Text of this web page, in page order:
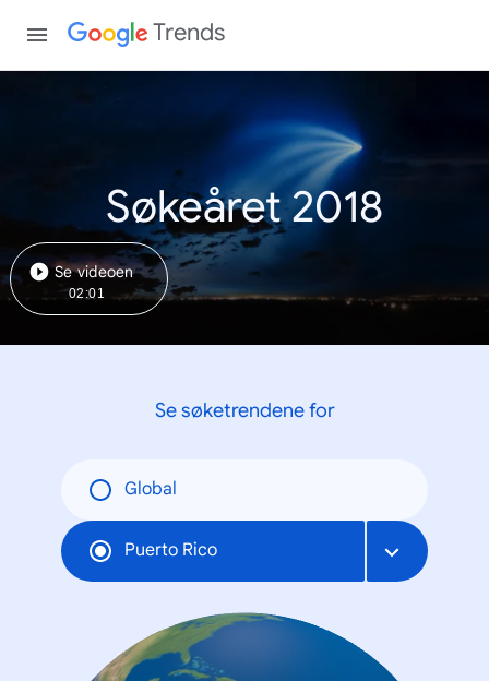
Trends
Søkeåret 2018
Se videoen
02:01
Se søketrendene for
Global
Puerto Rico